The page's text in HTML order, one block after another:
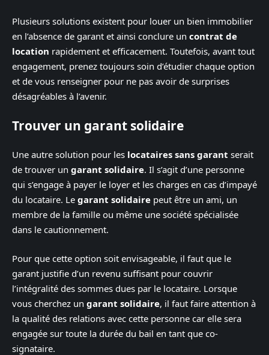
Plusieurs solutions existent pour louer un bien immobilier
en l’absence de garant et ainsi conclure un contrat de
location rapidement et efficacement. Toutefois, avant tout
engagement, prenez toujours soin d’étudier chaque option
et de vous renseigner pour ne pas avoir de surprises
désagréables à l’avenir.
Trouver un garant solidaire
Une autre solution pour les locataires sans garant serait
de trouver un garant solidaire. Il s’agit d’une personne
qui s’engage à payer le loyer et les charges en cas d’impayé
du locataire. Le garant solidaire peut être un ami, un
membre de la famille ou même une société spécialisée
dans le cautionnement.
Pour que cette option soit envisageable, il faut que le
garant justifie d’un revenu suffisant pour couvrir
l’intégralité des sommes dues par le locataire. Lorsque
vous cherchez un garant solidaire, il faut faire attention à
la qualité des relations avec cette personne car elle sera
engagée sur toute la durée du bail en tant que co-
signataire.